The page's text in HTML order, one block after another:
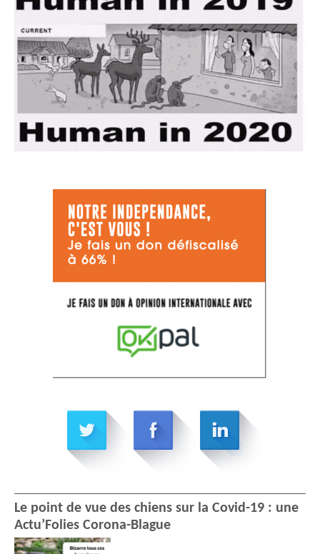
Le point de vue des chiens sur la Covid-19 : une
Actu’Folies Corona-Blague